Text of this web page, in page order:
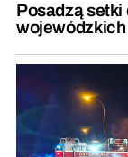
Posadzą
wojewódzkich